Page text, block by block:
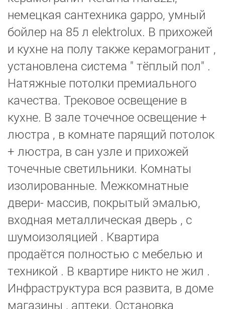
немецкая сантехника gappo, умный
бойлер на 85 л elektrolux. В прихожей
и кухне на полу также керамогранит ,
установлена система " тёплый пол" .
Натяжные потолки премиального
качества. Трековое освещение в
кухне. В зале точечное освещение +
люстра , в комнате парящий потолок
+ люстра, в сан узле и прихожей
точечные светильники. Комнаты
изолированные. Межкомнатные
двери- массив, покрытый эмалью,
входная металлическая дверь , с
шумоизоляцией . Квартира
продаётся полностью с мебелью и
техникой . В квартире никто не жил .
Инфраструктура вся развита, в доме
магазины , аптеки. Остановка